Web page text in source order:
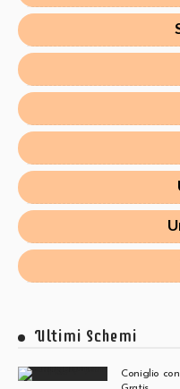
Ultimi Schemi
Coniglio